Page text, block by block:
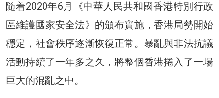
隨着2020年6月《中華人民共和國香港特別行政
區維護國家安全法》的頒布實施，香港局勢開始
穩定，社會秩序逐漸恢復正常。暴亂與非法抗議
活動持續了一年多之久，將整個香港捲入了一場
巨大的混亂之中。